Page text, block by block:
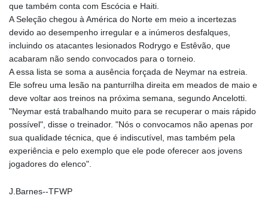
INR 95.210504
IQD
1306.058902
1375550.000352
ISK 123.340386
JEP 0.74148
JMD 158.335856
JOD 0.70904
JPY 157.80604
KES 129.014401
que também conta com Escócia e Haiti.
A Seleção chegou à América do Norte em meio a incertezas
devido ao desempenho irregular e a inúmeros desfalques,
incluindo os atacantes lesionados Rodrygo e Estêvão, que
acabaram não sendo convocados para o torneio.
A essa lista se soma a ausência forçada de Neymar na estreia.
Ele sofreu uma lesão na panturrilha direita em meados de maio e
deve voltar aos treinos na próxima semana, segundo Ancelotti.
"Neymar está trabalhando muito para se recuperar o mais rápido
possível", disse o treinador. "Nós o convocamos não apenas por
sua qualidade técnica, que é indiscutível, mas também pela
experiência e pelo exemplo que ele pode oferecer aos jovens
jogadores do elenco".
J.Barnes--TFWP